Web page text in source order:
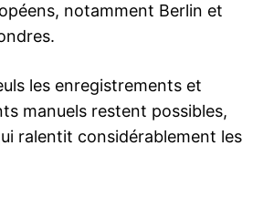
notamment Berlin et
les enregistrements et
manuels restent possibles,
ralentit considérablement les